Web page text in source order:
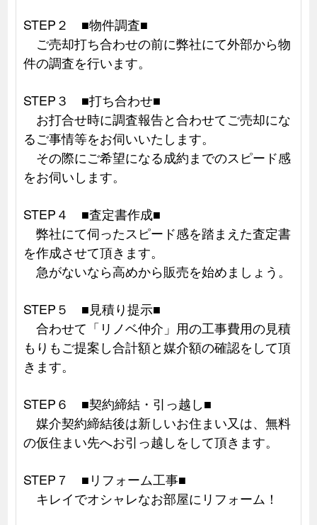
STEP２ ■物件調査■
ご売却打ち合わせの前に弊社にて外部から物
件の調査を行います。
STEP３ ■打ち合わせ■
お打合せ時に調査報告と合わせてご売却にな
るご事情等をお伺いいたします。
その際にご希望になる成約までのスピード感
をお伺いします。
STEP４ ■査定書作成■
弊社にて伺ったスピード感を踏まえた査定書
を作成させて頂きます。
急がないなら高めから販売を始めましょう。
STEP５ ■見積り提示■
合わせて「リノベ仲介」用の工事費用の見積
もりもご提案し合計額と媒介額の確認をして頂
きます。
STEP６ ■契約締結・引っ越し■
媒介契約締結後は新しいお住まい又は、無料
の仮住まい先へお引っ越しをして頂きます。
STEP７ ■リフォーム工事■
キレイでオシャレなお部屋にリフォーム！